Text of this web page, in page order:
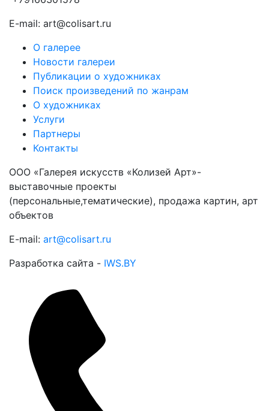
E-mail: art@colisart.ru
О галерее
Новости галереи
Публикации о художниках
Поиск произведений по жанрам
О художниках
Услуги
Партнеры
Контакты
ООО «Галерея искусств «Колизей Арт»-
выставочные проекты
(персональные,тематические), продажа картин, арт
объектов
E-mail: art@colisart.ru
Разработка сайта - IWS.BY